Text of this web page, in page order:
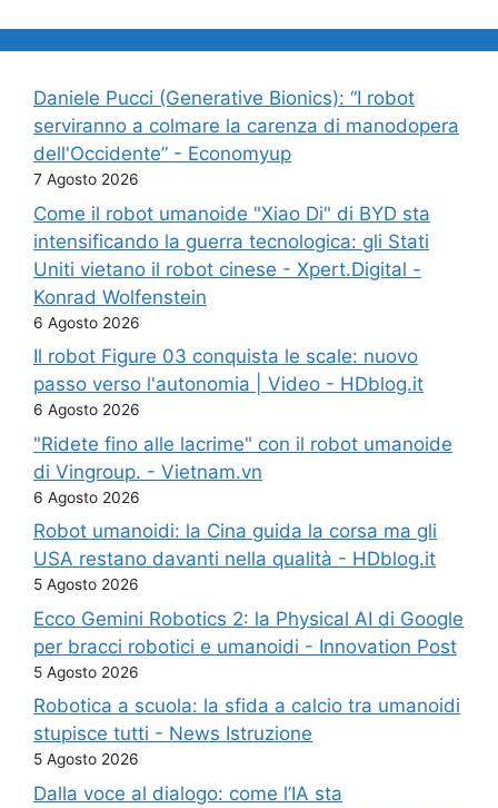
Daniele Pucci (Generative Bionics): “I robot
serviranno a colmare la carenza di manodopera
dell'Occidente” - Economyup
7 Agosto 2026
Come il robot umanoide "Xiao Di" di BYD sta
intensificando la guerra tecnologica: gli Stati
Uniti vietano il robot cinese - Xpert.Digital -
Konrad Wolfenstein
6 Agosto 2026
Il robot Figure 03 conquista le scale: nuovo
passo verso l'autonomia | Video - HDblog.it
6 Agosto 2026
"Ridete fino alle lacrime" con il robot umanoide
di Vingroup. - Vietnam.vn
6 Agosto 2026
Robot umanoidi: la Cina guida la corsa ma gli
USA restano davanti nella qualità - HDblog.it
5 Agosto 2026
Ecco Gemini Robotics 2: la Physical AI di Google
per bracci robotici e umanoidi - Innovation Post
5 Agosto 2026
Robotica a scuola: la sfida a calcio tra umanoidi
stupisce tutti - News Istruzione
5 Agosto 2026
Dalla voce al dialogo: come l’IA sta